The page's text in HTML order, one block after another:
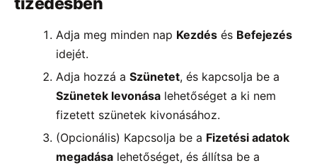
Adja meg minden nap Kezdés és Befejezés
idejét.
Adja hozzá aSzünetet, és kapcsolja be a
Szünetek levonása lehetőséget a ki nem
fizetett szünetek kivonásához.
(Opcionális) Kapcsolja be a Fizetési adatok
megadása lehetőséget, és állítsa be a